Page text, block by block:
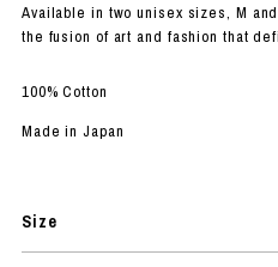
Available in two unisex sizes, M
the fusion of art and fashion that
100% Cotton
Made in Japan
Size